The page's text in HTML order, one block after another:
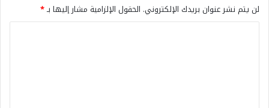
لن يتم نشر عنوان بريدك الإلكتروني. الحقول الإلزامية مشار إليها بـ*